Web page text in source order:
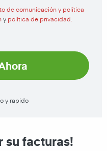
de comunicación y política
y política de privacidad.
y rapido
su facturas!